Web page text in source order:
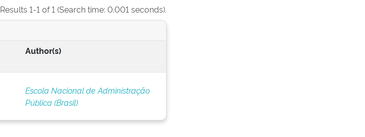
Results 1-1 of 1 (Search time: 0.001 seconds).
Author(s)
Escola Nacional de Administração
Pública (Brasil)